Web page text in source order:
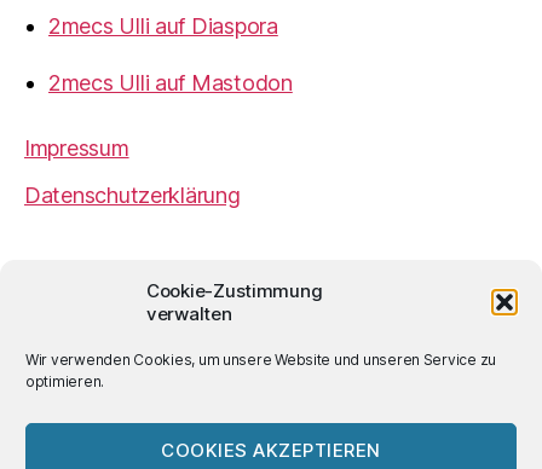
Cookie-Zustimmung
verwalten
Wir verwenden Cookies, um unsere Website und unseren Service zu
optimieren.
COOKIES AKZEPTIEREN
2mecs Ulli auf Diaspora
2mecs Ulli auf Mastodon
Impressum
Datenschutzerklärung
Ulrich Würdemannist sofern nicht
anders angegeben lizenziert unter einer
Creative
Lizenz.